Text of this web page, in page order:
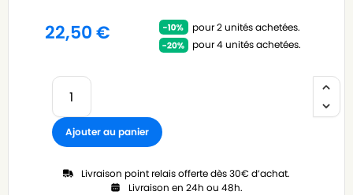
22,50€
pour 2 unités achetées.
pour 4 unités achetées.
Ajouter au panier
Livraison point relais offerte dès 30€ d’achat.
Livraison en 24h ou 48h.